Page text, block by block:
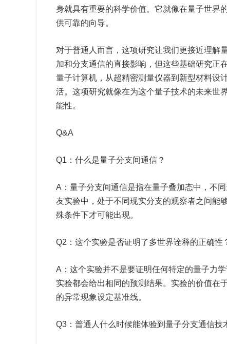
身就具有重要的科学价值。它就像在量子世界
供可靠的向导。
对于普通人而言，这项研究让我们更接近理解
加和分支通信的直接影响，但这些基础研究正
量子计算机，从超精密测量仪器到新型材料设
活。这项研究就像在为这个量子技术的未来世
能性。
Q&A
Q1：什么是量子分支间通信？
A：量子分支间通信是指在量子叠加态中，不
友实验中，处于不同现实分支的观察者之间能
殊条件下才可能出现。
Q2：这个实验是否证明了多世界诠释的正确性
A：这个实验并不是要证明任何特定的量子力
实验都会给出相同的预测结果。实验的价值在
的异常现象设定基准线。
Q3：普通人什么时候能体验到量子分支通信技